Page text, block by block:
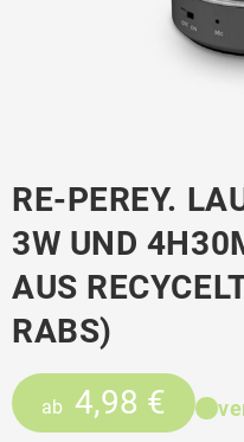
RE-PEREY.
3W UND
AUS
RABS)
ab 4,98 €